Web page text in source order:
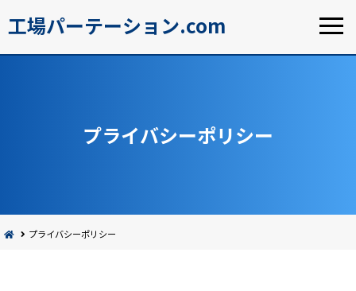
工場パーテーション.com
プライバシーポリシー
プライバシーポリシー